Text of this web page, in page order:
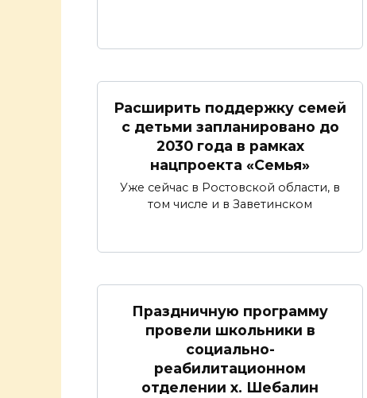
Расширить поддержку семей
с детьми запланировано до
2030 года в рамках
нацпроекта «Семья»
Уже сейчас в Ростовской области, в
том числе и в Заветинском
Праздничную программу
провели школьники в
социально-
реабилитационном
отделении х. Шебалин